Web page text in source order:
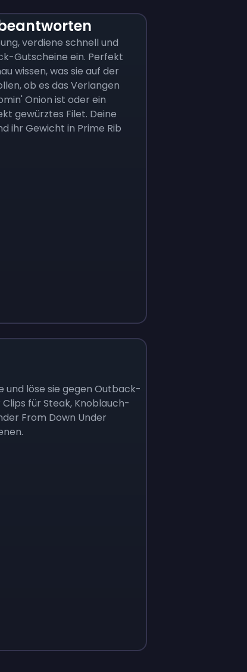
verdiene schnell und
Gutscheine ein. Perfekt
wissen, was sie auf der
ob es das Verlangen
Onion ist oder ein
gewürztes Filet. Deine
ihr Gewicht in Prime Rib
und löse sie gegen Outback-
für Steak, Knoblauch-
From Down Under